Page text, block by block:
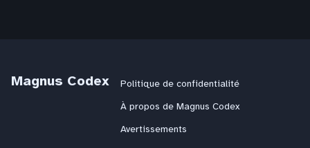
Magnus Codex
Politique de confidentialité
À propos de Magnus Codex
Avertissements